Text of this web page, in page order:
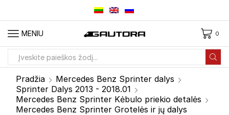
MENIU 0
Pradžia
Mercedes Benz Sprinter dalys
Sprinter Dalys 2013 - 2018.01
Mercedes Benz Sprinter Kėbulo priekio detalės
Mercedes Benz Sprinter Grotelės ir jų dalys